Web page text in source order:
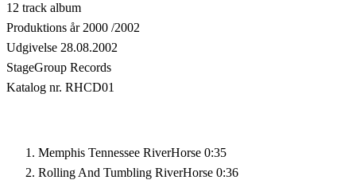
12 track album
Produktions år 2000 /2002
Udgivelse 28.08.2002
StageGroup Records
Katalog nr. RHCD01
Memphis Tennessee RiverHorse 0:35
Rolling And Tumbling RiverHorse 0:36